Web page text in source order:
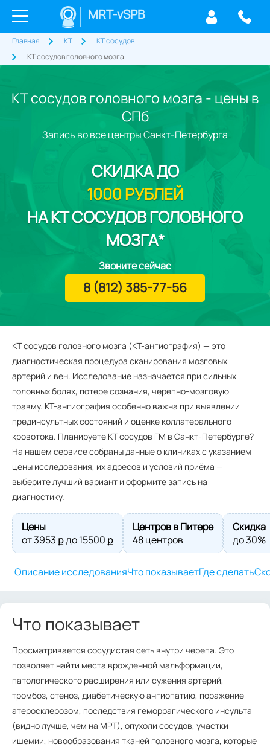
MRT-vSPB
Главная КТ
КТ сосудов
КТ сосудов головного мозга
КТ сосудов головного мозга - цены в
СПб
КТ сосудов головного мозга (КТ-ангиография) — это
диагностическая процедура сканирования мозговых
артерий и вен. Исследование назначается при сильных
головных болях, потере сознания, черепно-мозговую
травму. КТ-ангиография особенно важна при выявлении
прединсультных состояний и оценке коллатерального
кровотока. Планируете КТ сосудов ГМ в Санкт‑Петербурге?
На нашем сервисе собраны данные о клиниках с указанием
цены исследования, их адресов и условий приёма —
выберите лучший вариант и оформите запись на
диагностику.
Цены
от3953 ք до15500 ք
Центров в Питере
48 центров
Скидка
до 30%
Описание исследованияЧто показываетГде сделать
Запись во все центры Санкт-Петербурга
СКИДКАДО
1000 РУБЛЕЙ
НА КТ СОСУДОВ ГОЛОВНОГО
МОЗГА*
Звоните сейчас
8 (812) 385-77-56
Что показывает
Просматривается сосудистая сеть внутри черепа. Это
позволяет найти места врожденной мальформации,
патологического расширения или сужения артерий,
тромбоз, стеноз, диабетическую ангиопатию, поражение
атеросклерозом, последствия геморрагического инсульта
(видно лучше, чем на МРТ), опухоли сосудов, участки
ишемии, новообразования тканей головного мозга, которые